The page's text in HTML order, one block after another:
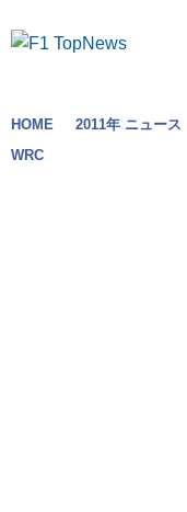
HOME 2011年 ニュース
WRC